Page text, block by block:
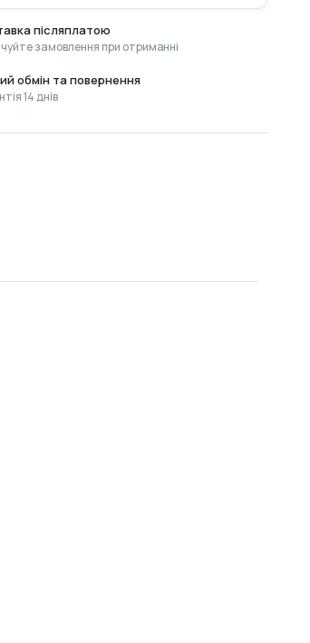
післяплатою
замовлення при отриманні
обмін та повернення
14 днів